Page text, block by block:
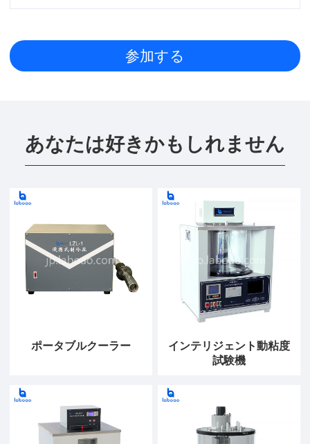
あなたは好きかもしれません
ポータブルクーラー
インテリジェント動粘度
試験機